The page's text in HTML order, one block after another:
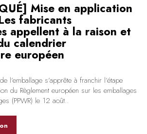
Mise en application
fabricants
appellent à la raison et
calendrier
européen
l’emballage s’apprête à franchir l’étape
du Règlement européen sur les emballages
(PPWR) le 12 août..